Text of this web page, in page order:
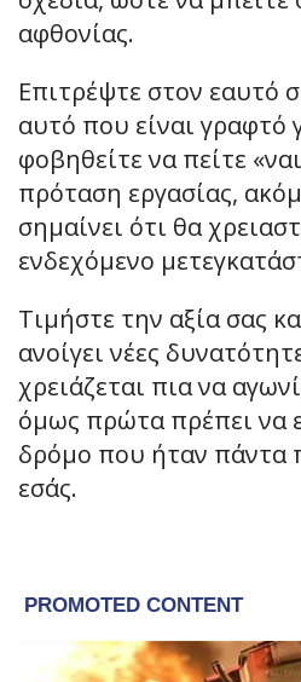
αφθονίας.
Επιτρέψτε στον εαυτό
αυτό που είναι γραφτό
φοβηθείτε να πείτε
πρόταση εργασίας,
σημαίνει ότι θα
ενδεχόμενο
Τιμήστε την αξία σας
ανοίγει νέες
χρειάζεται πια να
όμως πρώτα πρέπει να
δρόμο που ήταν πάντα
εσάς.